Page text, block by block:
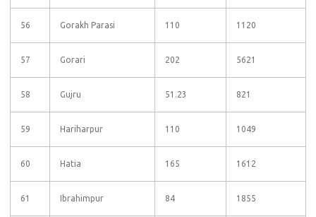
56 Gorakh Parasi 110 1120
57 Gorari 202 5621
58 Gujru 51.23 821
59 Hariharpur 110 1049
60 Hatia 165 1612
61 Ibrahimpur 84 1855